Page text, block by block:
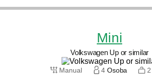
Mini
Volkswagen Up or similar
Manual 4 Osoba 2